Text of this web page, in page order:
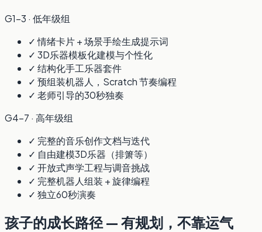
G1–3 · 低年级组
✓ 情绪卡片 + 场景手绘生成提示词
✓ 3D乐器模板化建模与个性化
✓ 结构化手工乐器套件
✓ 预组装机器人，Scratch 节奏编程
✓ 老师引导的30秒独奏
G4–7 · 高年级组
✓ 完整的音乐创作文档与迭代
✓ 自由建模3D乐器（排箫等）
✓ 开放式声学工程与调音挑战
✓ 完整机器人组装 + 旋律编程
✓ 独立60秒演奏
孩子的成长路径 — 有规划，不靠运气